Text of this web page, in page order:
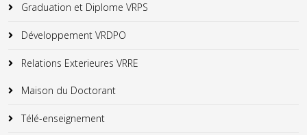
Graduation et Diplome VRPS
Développement VRDPO
Relations Exterieures VRRE
Maison du Doctorant
Télé-enseignement